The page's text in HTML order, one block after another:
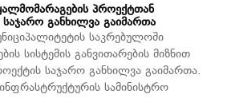
პროექტთან
განხილვა გაიმართა
საკრებულოში
სისტემის განვითარების მიზნით
საჯარო განხილვა გაიმართა.
სამინისტრო